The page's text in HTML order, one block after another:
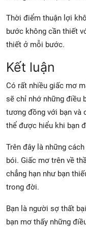
Thời điểm thuận lợi
bước không cần thiết
thiết ở mỗi bước.
Kết luận
Có rất nhiều giấc mơ
sẽ chỉ nhớ những điều
tương đồng với bạn và
thể được hiểu khi bạn
Trên đây là những
bói. Giấc mơ trên về
chẳng hạn như bạn
trong đời.
Bạn là người sợ thất
bạn mơ thấy những